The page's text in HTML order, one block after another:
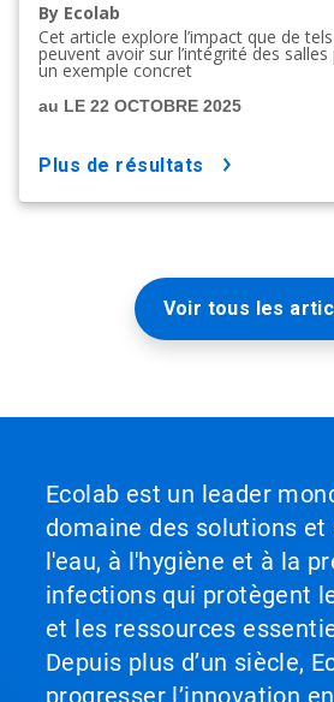
By Ecolab
Cet article explore l’impact que de
peuvent avoir sur l’intégrité des
un exemple concret
au LE 22 OCTOBRE 2025
plus de résultats
Voir tous les
Ecolab est un leader
domaine des solutions et
l'eau, à l'hygiène et à la
infections qui protègent
et les ressources
Depuis plus d’un siècle,